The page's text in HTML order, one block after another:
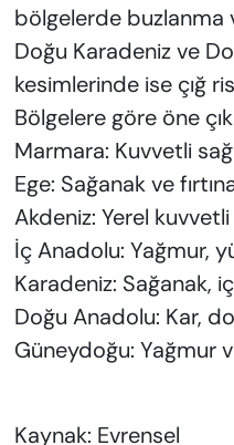
bölgelerde buzlanma
Doğu Karadeniz ve
kesimlerinde ise çığ
Bölgelere göre öne
Marmara: Kuvvetli
Ege: Sağanak ve
Akdeniz: Yerel kuvvetli
İç Anadolu: Yağmur,
Karadeniz: Sağanak,
Doğu Anadolu: Kar,
Güneydoğu: Yağmur
Kaynak: Evrensel